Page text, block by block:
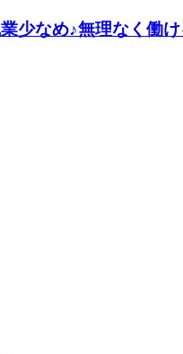
少なめ♪無理なく働